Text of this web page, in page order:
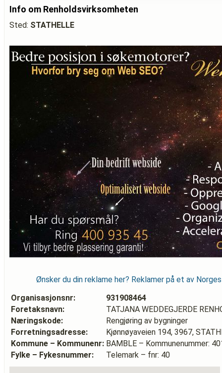
Info om Renholdsvirksomheten
Sted: STATHELLE
Ønsker du din reklame her? Reklamer på et av
Organisasjonsnr:
931908464
Foretaksnavn:
TATJANA WEDDEGJERDE
Næringskode:
Rengjøring av bygninger
Forretningsadresse:
Kjønnøyaveien 194, 3967,
Kommune – Kommunenr: BAMBLE – Kommunenummer:
Fylke – Fykesnummer:
Telemark – fnr: 40